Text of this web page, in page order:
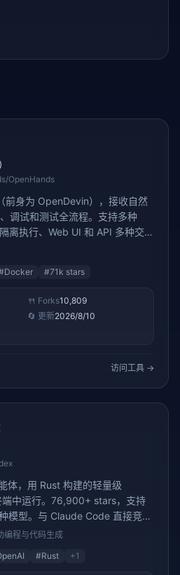
OpenHands
前身为 OpenDevin），接收自然
调试和测试全流程。支持多种
离执行、Web UI 和 API 多种交互
bench 等编程基准测试中的
Docker #71k stars
🍴 Forks10,809
🔄 更新2026/8/10
访问工具 →
体，用 Rust 构建的轻量级
中运行。76,900+ stars，支持
模型。与 Claude Code 直接竞
验——可以读取项目上下文、编
Coding」领域的核心选手
编程与代码生成
#Rust +1